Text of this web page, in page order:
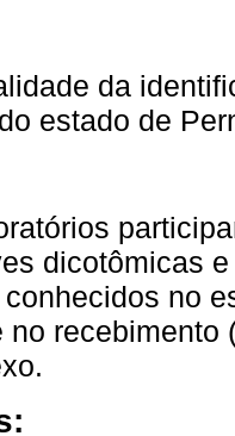
da
estado de
dicotômicas
no
no recebimento